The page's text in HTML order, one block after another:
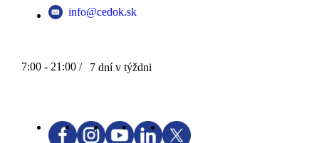
info@cedok.sk
7:00 - 21:00 / 7 dní v týždni